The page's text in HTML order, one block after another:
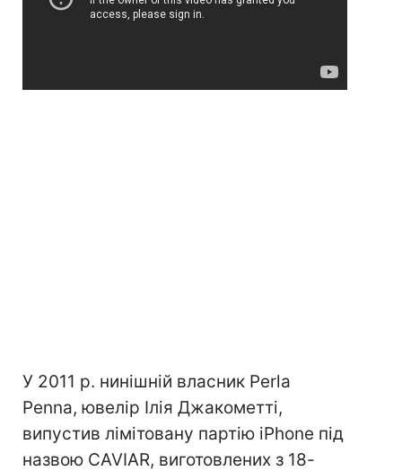
У 2011 р. нинішній власник Perla
Penna, ювелір Ілія Джакометті,
випустив лімітовану партію iPhone під
назвою CAVIAR, виготовлених з 18-